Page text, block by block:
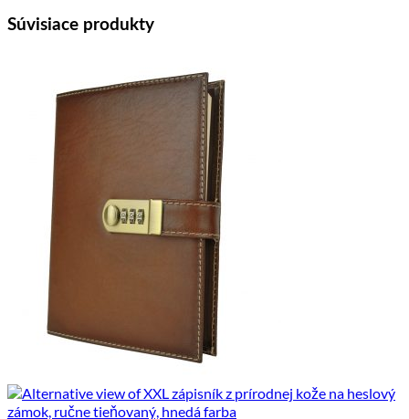
Súvisiace produkty